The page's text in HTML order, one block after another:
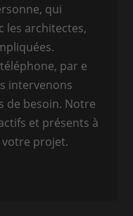
qui
les architectes,
par e
intervenons
de besoin. Notre
et présents à
projet.